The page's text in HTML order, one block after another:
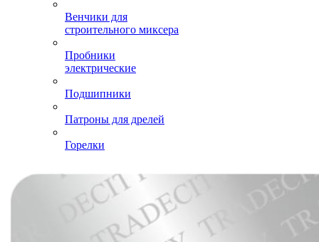
Венчики для
строительного миксера
Пробники
электрические
Подшипники
Патроны для дрелей
Горелки